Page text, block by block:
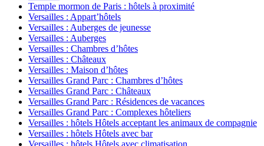
Temple mormon de Paris : hôtels à proximité
Versailles : Appart’hôtels
Versailles : Auberges de jeunesse
Versailles : Auberges
Versailles : Chambres d’hôtes
Versailles : Châteaux
Versailles : Maison d’hôtes
Versailles Grand Parc : Chambres d’hôtes
Versailles Grand Parc : Châteaux
Versailles Grand Parc : Résidences de vacances
Versailles Grand Parc : Complexes hôteliers
Versailles : hôtels Hôtels acceptant les animaux de compagnie
Versailles : hôtels Hôtels avec bar
Versailles : hôtels Hôtels avec climatisation